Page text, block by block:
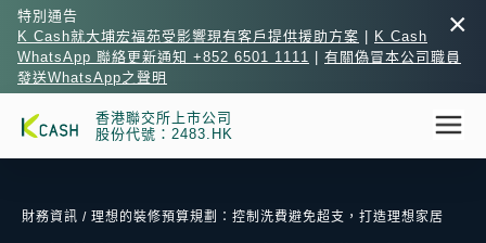
×
特別通告
K Cash就大埔宏福苑受影響現有客戶提供援助方案
K Cash
WhatsApp 聯絡更新通知 +852 6501 1111
有關偽冒本公司職員
發送WhatsApp之聲明
香港聯交所上市公司
股份代號：2483.HK
財務資訊 / 理想的裝修預算規劃：控制洗費避免超支，打造理想家居